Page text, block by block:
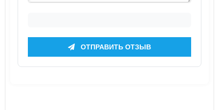
ОТПРАВИТЬ ОТЗЫВ